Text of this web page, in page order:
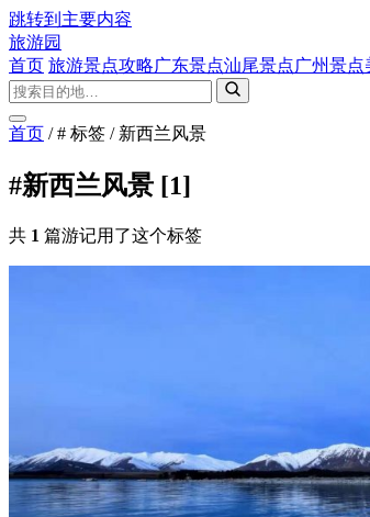
跳转到主要内容
旅游园
首页 旅游景点攻略广东景点汕尾景点广州景点
首页 / # 标签 / 新西兰风景
#新西兰风景 [1]
共 1 篇游记用了这个标签